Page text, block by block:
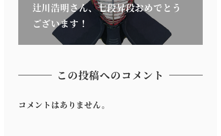
辻川浩明さん、七段昇段おめでとう
ございます！
この投稿へのコメント
コメントはありません。